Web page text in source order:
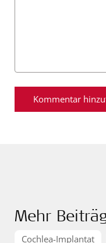
Mehr
Cochlea-Implantat